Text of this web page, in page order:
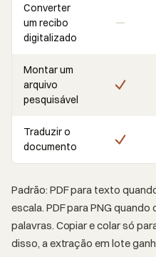
Converter
um recibo
digitalizado
Montar um
arquivo
pesquisável
Traduzir o
documento
Padrão: PDF para texto
escala. PDF para PNG
palavras. Copiar e colar só
disso, a extração em lote